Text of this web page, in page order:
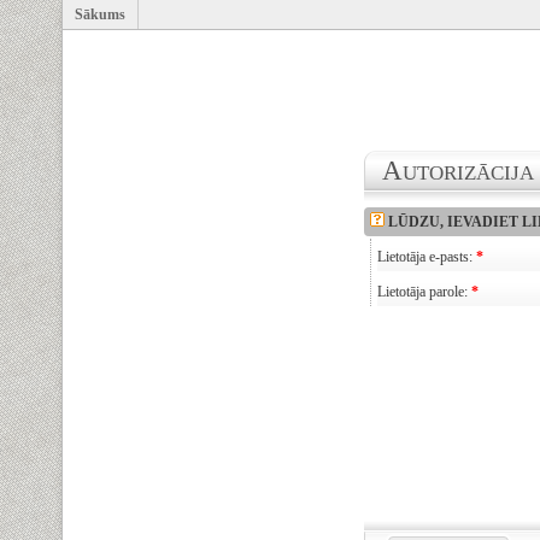
Sākums
AUTORIZĀCIJA
LŪDZU, IEVADIET
Lietotāja e-pasts: *
Lietotāja parole: *